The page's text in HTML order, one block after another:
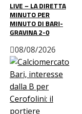
LIVE – LA DIRETTA
MINUTO PER
MINUTO DI BARI-
GRAVINA 2-0
08/08/2026